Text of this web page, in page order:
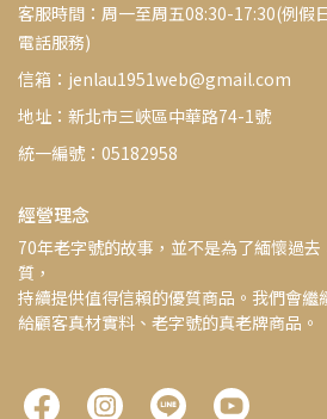
客服時間：周一至周五08:30-17:30(例假
電話服務)
信箱：jenlau1951web@gmail.com
地址：新北市三峽區中華路74-1號
統一編號：05182958
經營理念
70年老字號的故事，並不是為了緬懷過
質，
持續提供值得信賴的優質商品。我們會繼
給顧客真材實料、老字號的真老牌商品。